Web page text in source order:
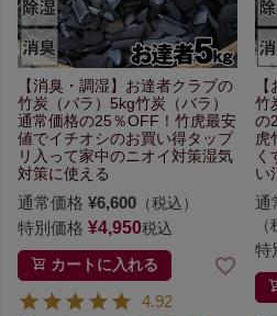
【消臭・調湿】お達者クラブの
竹炭（バラ）5kg竹炭（バラ）
通常価格の25％OFF！ 竹虎最安
値でイチオシのお買い得タップ
リ入って家中のニオイ対策湿気
対策に使える
通常価格 ¥6,600 （税込）
特別価格 ¥4,950税込
カートに入れる
4.92
竹
の
虎
く
い
通
特